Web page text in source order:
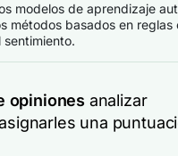
modelos de aprendizaje
métodos basados en reglas
sentimiento.
opiniones analizar
una